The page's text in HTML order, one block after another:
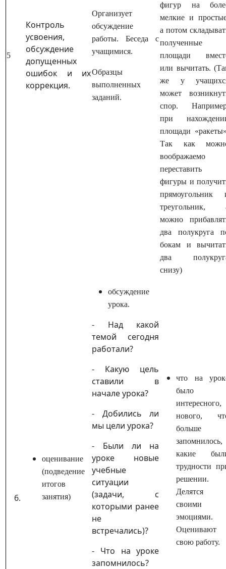
5
Контроль
усвоения,
обсуждение
допущенных
ошибок и их
коррекция.
Организует
обсуждение
работы. Беседа с
учащимися.
Образцы
выполненных
заданий.
фигур на
мелкие и
а потом
полученные
площади
или вычитать.
же у
может
спор.
при
площади
Так как
воображаемо
переставить
фигуры и
прямоугольник
треугольник,
можно
два полукруга
бокам и
два
снизу)
оценивание
(подведение
итогов
занятия)
обсуждение
урока.
- Над какой
темой сегодня
работали?
- Какую цель
ставили в
начале урока?
- Добились ли
мы цели урока?
- Были ли на
уроке новые
учебные
ситуации
(задачи, с
которыми ранее
не
встречались)?
- Что на уроке
запомнилось?
что на
было
интересного,
нового,
больше
запомнилось,
какие
трудности
решении.
Делятся
своими
эмоциями.
Оценивают
свою работу.